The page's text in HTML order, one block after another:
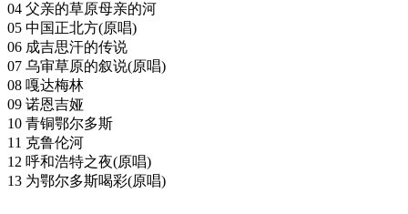
04 父亲的草原母亲的河
05 中国正北方(原唱)
06 成吉思汗的传说
07 乌审草原的叙说(原唱)
08 嘎达梅林
09 诺恩吉娅
10 青铜鄂尔多斯
11 克鲁伦河
12 呼和浩特之夜(原唱)
13 为鄂尔多斯喝彩(原唱)